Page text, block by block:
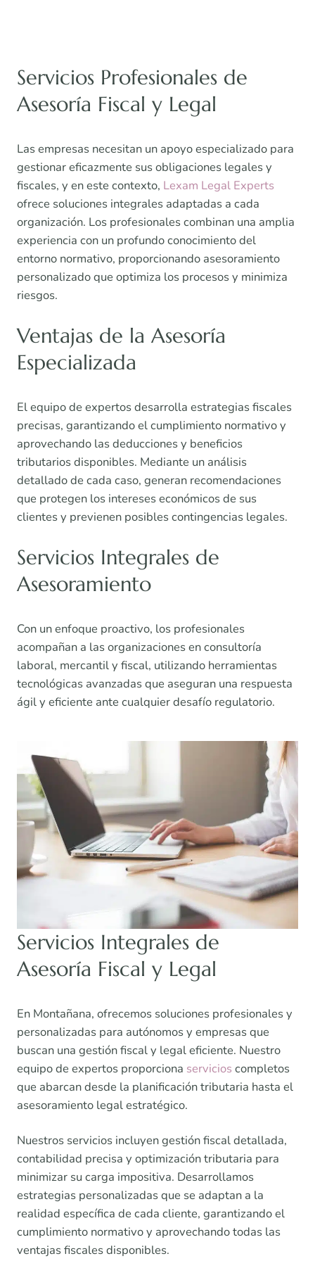
Servicios Profesionales de
Asesoría Fiscal y Legal
Las empresas necesitan un apoyo especializado para
gestionar eficazmente sus obligaciones legales y
fiscales, y en este contexto, Lexam Legal Experts
ofrece soluciones integrales adaptadas a cada
organización. Los profesionales combinan una amplia
experiencia con un profundo conocimiento del
entorno normativo, proporcionando asesoramiento
personalizado que optimiza los procesos y minimiza
riesgos.
Ventajas de la Asesoría
Especializada
El equipo de expertos desarrolla estrategias fiscales
precisas, garantizando el cumplimiento normativo y
aprovechando las deducciones y beneficios
tributarios disponibles. Mediante un análisis
detallado de cada caso, generan recomendaciones
que protegen los intereses económicos de sus
clientes y previenen posibles contingencias legales.
Servicios Integrales de
Asesoramiento
Con un enfoque proactivo, los profesionales
acompañan a las organizaciones en consultoría
laboral, mercantil y fiscal, utilizando herramientas
tecnológicas avanzadas que aseguran una respuesta
ágil y eficiente ante cualquier desafío regulatorio.
Servicios Integrales de
Asesoría Fiscal y Legal
En Montañana, ofrecemos soluciones profesionales y
personalizadas para autónomos y empresas que
buscan una gestión fiscal y legal eficiente. Nuestro
equipo de expertos proporciona servicios completos
que abarcan desde la planificación tributaria hasta el
asesoramiento legal estratégico.
Nuestros servicios incluyen gestión fiscal detallada,
contabilidad precisa y optimización tributaria para
minimizar su carga impositiva. Desarrollamos
estrategias personalizadas que se adaptan a la
realidad específica de cada cliente, garantizando el
cumplimiento normativo y aprovechando todas las
ventajas fiscales disponibles.